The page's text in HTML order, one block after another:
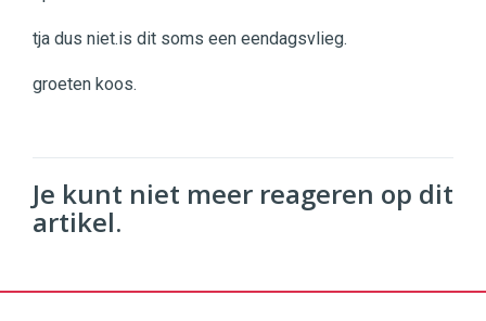
tja dus niet.is dit soms een eendagsvlieg.
groeten koos.
Je kunt niet meer reageren op dit
artikel.